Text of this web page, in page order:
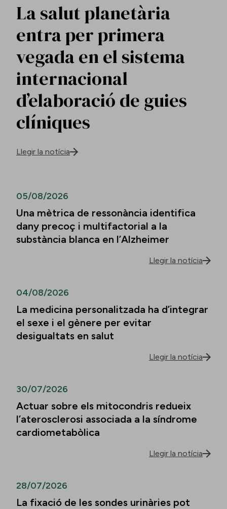
La salut planetària
entra per primera
vegada en el sistema
internacional
d’elaboració de guies
clíniques
Llegir la notícia
05/08/2026
Una mètrica de ressonància identifica
dany precoç i multifactorial a la
substància blanca en l’Alzheimer
Llegir la notícia
04/08/2026
La medicina personalitzada ha d’integrar
el sexe i el gènere per evitar
desigualtats en salut
Llegir la notícia
30/07/2026
Actuar sobre els mitocondris redueix
l’aterosclerosi associada a la síndrome
cardiometabòlica
Llegir la notícia
28/07/2026
La fixació de les sondes urinàries pot